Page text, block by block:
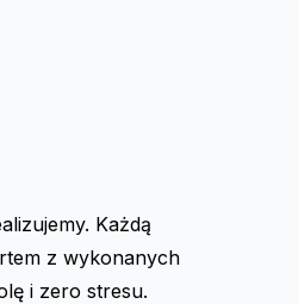
Każdą
z wykonanych
i zero stresu.